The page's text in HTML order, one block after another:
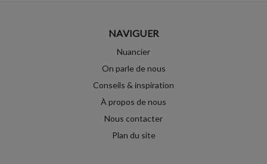
NAVIGUER
Nuancier
On parle de nous
Conseils & inspiration
À propos de nous
Nous contacter
Plan du site